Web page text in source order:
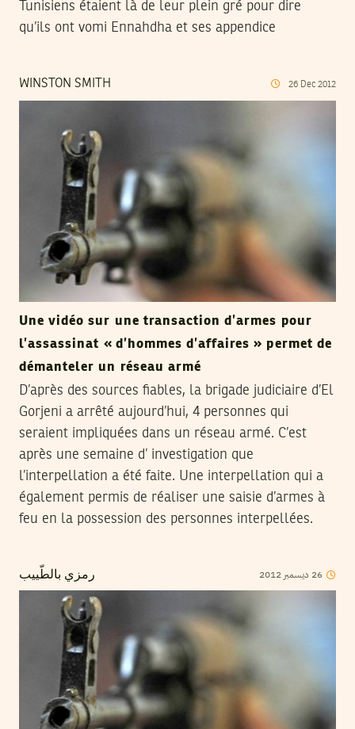
Tunisiens étaient là de leur plein gré pour dire
qu’ils ont vomi Ennahdha et ses appendice
WINSTON SMITH 26 Dec 2012
Une vidéo sur une transaction d’armes pour
l’assassinat « d’hommes d’affaires » permet de
démanteler un réseau armé
D’après des sources fiables, la brigade judiciaire d’El
Gorjeni a arrêté aujourd’hui, 4 personnes qui
seraient impliquées dans un réseau armé. C’est
après une semaine d’ investigation que
l’interpellation a été faite. Une interpellation qui a
également permis de réaliser une saisie d’armes à
feu en la possession des personnes interpellées.
رمزي بالطّييب 26 ديسمبر 2012